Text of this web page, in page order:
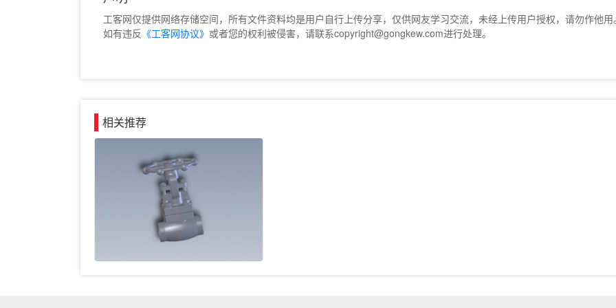
工客网仅提供网络存储空间，所有文件资料均是用户自行上传分享，仅供网友学习交流，未经上传用户授权，请勿作他用
如有违反 《工客网协议》 或者您的权利被侵害，请联系copyright@gongkew.com进行处理。
相关推荐